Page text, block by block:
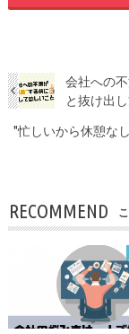
会社への
と抜け出
"忙しいから休憩な
RECOMMEND